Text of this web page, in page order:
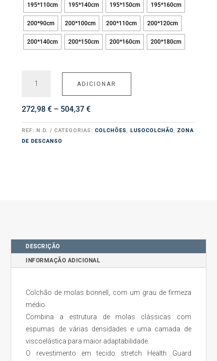
195*110cm 195*140cm 195*150cm 195*160cm
200*90cm 200*100cm 200*110cm 200*120cm
200*140cm 200*150cm 200*160cm 200*180cm
Thermal
ADICIONAR
272,98 € – 504,37 €Price
272,98 €
REF: N.D. CATEGORIAS: COLCHÕES, LUSOCOLCHÃO, ZONA
DE DESCANSO
DESCRIÇÃO
INFORMAÇÃO ADICIONAL
Colchão de molas bonnell, com um grau de firmeza
médio.
Combina a estrutura de molas clássicas com
espumas de várias densidades e uma camada de
viscoelástica para maior adaptabilidade.
O revestimento em tecido stretch Health Guard